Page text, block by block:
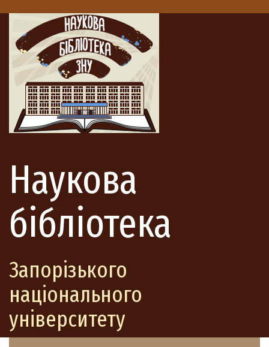
Наукова
бібліотека
Запорізького
національного
університету